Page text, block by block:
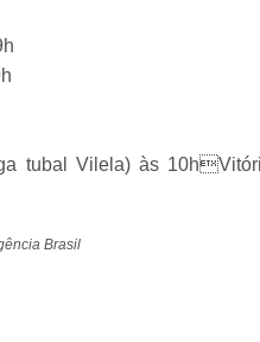
tubal Vilela) às
Brasil